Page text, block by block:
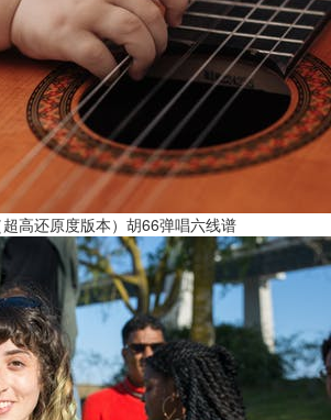
高还原度版本）胡66弹唱六线谱